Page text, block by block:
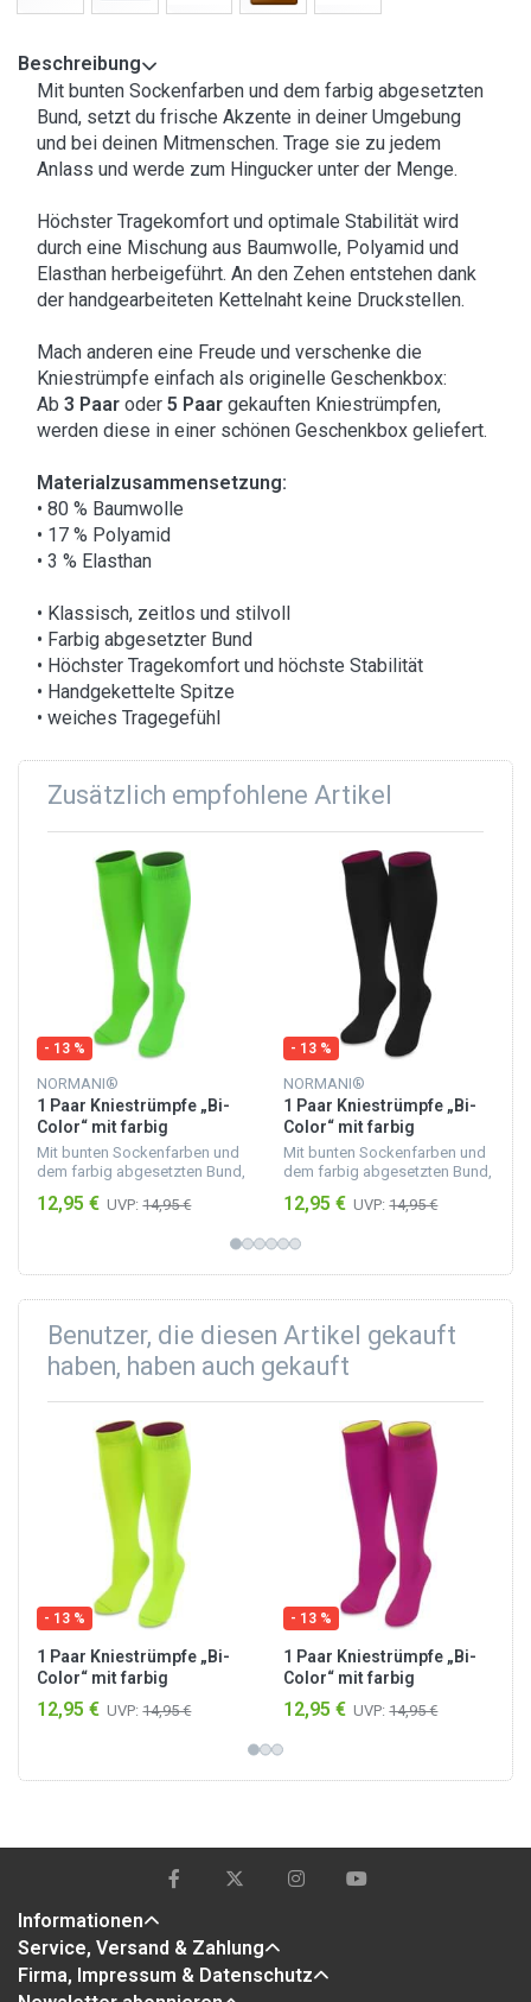
Beschreibung
Mit bunten Sockenfarben und dem farbig abgesetzten
Bund, setzt du frische Akzente in deiner Umgebung
und bei deinen Mitmenschen. Trage sie zu jedem
Anlass und werde zum Hingucker unter der Menge.
Höchster Tragekomfort und optimale Stabilität wird
durch eine Mischung aus Baumwolle, Polyamid und
Elasthan herbeigeführt. An den Zehen entstehen dank
der handgearbeiteten Kettelnaht keine Druckstellen.
Mach anderen eine Freude und verschenke die
Kniestrümpfe einfach als originelle Geschenkbox:
Ab 3 Paar oder 5 Paar gekauften Kniestrümpfen,
werden diese in einer schönen Geschenkbox geliefert.
Materialzusammensetzung:
• 80 % Baumwolle
• 17 % Polyamid
• 3 % Elasthan
• Klassisch, zeitlos und stilvoll
• Farbig abgesetzter Bund
• Höchster Tragekomfort und höchste Stabilität
• Handgekettelte Spitze
• weiches Tragegefühl
Zusätzlich empfohlene Artikel
- 13 %
NORMANI®
1 Paar Kniestrümpfe „Bi-
Color“ mit farbig
abgesetztem Bund
Apfelgrün/Moosgrün
Mit bunten Sockenfarben und
dem farbig abgesetzten Bund,
deiner Umgebung und bei
12,95 € UVP: 14,95 €
- 13 %
NORMANI®
1 Paar Kniestrümpfe „Bi-
Color“ mit farbig
abgesetztem Bund
Schwarz/Beere
Mit bunten Sockenfarben und
dem farbig abgesetzten Bund,
deiner Umgebung und bei
sie zu jedem Anlass un...
12,95 € UVP: 14,95 €
Benutzer, die diesen Artikel gekauft
haben, haben auch gekauft
- 13 %
1 Paar Kniestrümpfe „Bi-
Color“ mit farbig
abgesetztem Bund
Limette/Beere
12,95 € UVP: 14,95 €
- 13 %
1 Paar Kniestrümpfe „Bi-
Color“ mit farbig
abgesetztem Bund
Magenta/Gelb
12,95 € UVP: 14,95 €
Informationen
Service, Versand & Zahlung
Firma, Impressum & Datenschutz